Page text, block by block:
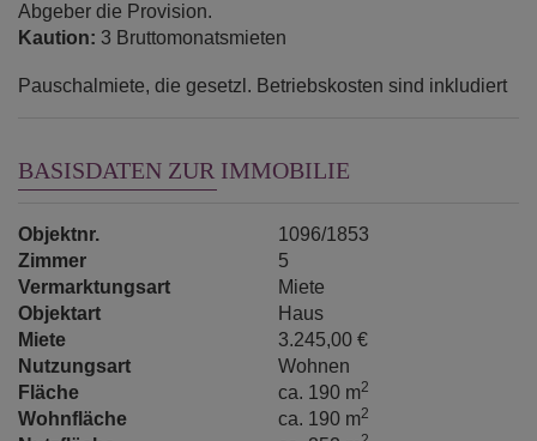
Abgeber die Provision.
Kaution: 3 Bruttomonatsmieten
Pauschalmiete, die gesetzl. Betriebskosten sind inkludiert
BASISDATEN ZUR IMMOBILIE
Objektnr.
1096/1853
Zimmer
5
Vermarktungsart
Miete
Objektart
Haus
Miete
3.245,00 €
Nutzungsart
Wohnen
Fläche
ca. 190 m2
Wohnfläche ca. 190 m2